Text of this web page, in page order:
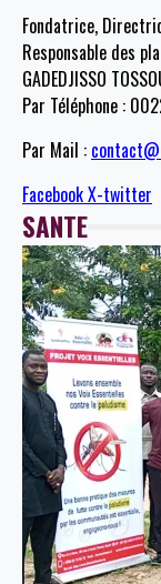
Fondatrice,
Responsable des
GADEDJISSO
Par Téléphone :
Par Mail :
FacebookX-twitter
SANTE